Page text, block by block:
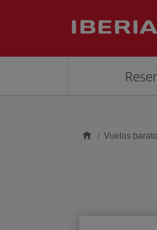
Vuelos